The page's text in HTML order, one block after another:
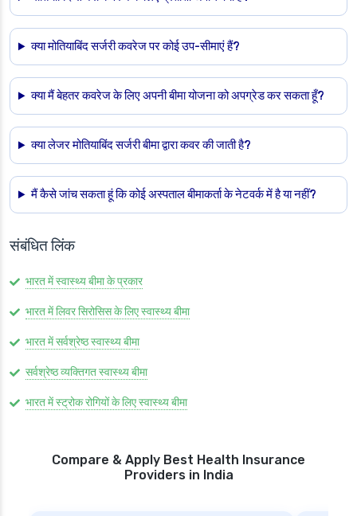
क्या मोतियाबिंद सर्जरी कवरेज पर कोई उप-सीमाएं हैं?
क्या मैं बेहतर कवरेज के लिए अपनी बीमा योजना को अपग्रेड कर सकता हूँ?
क्या लेजर मोतियाबिंद सर्जरी बीमा द्वारा कवर की जाती है?
मैं कैसे जांच सकता हूं कि कोई अस्पताल बीमाकर्ता के नेटवर्क में है या नहीं?
संबंधित लिंक
भारत में स्वास्थ्य बीमा के प्रकार
भारत में लिवर सिरोसिस के लिए स्वास्थ्य बीमा
भारत में सर्वश्रेष्ठ स्वास्थ्य बीमा
सर्वश्रेष्ठ व्यक्तिगत स्वास्थ्य बीमा
भारत में स्ट्रोक रोगियों के लिए स्वास्थ्य बीमा
Compare & Apply Best Health Insurance
Providers in India